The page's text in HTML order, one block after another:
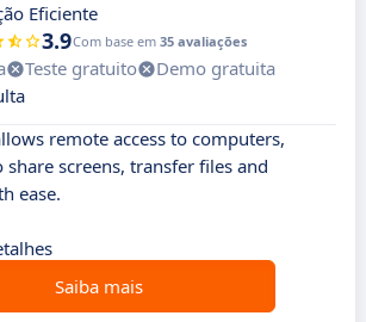
Eficiente
3.9Com base em 35 avaliações
Teste gratuito
Demo gratuita
remote access to computers,
screens, transfer files and
ease.
Saiba mais